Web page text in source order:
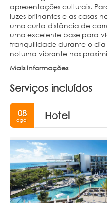
apresentações culturais.
luzes brilhantes e as casas
uma curta distância de
uma excelente base para
tranquilidade durante o
noturna vibrante nas
Mais informações
Serviços incluídos
08
ago. Hotel